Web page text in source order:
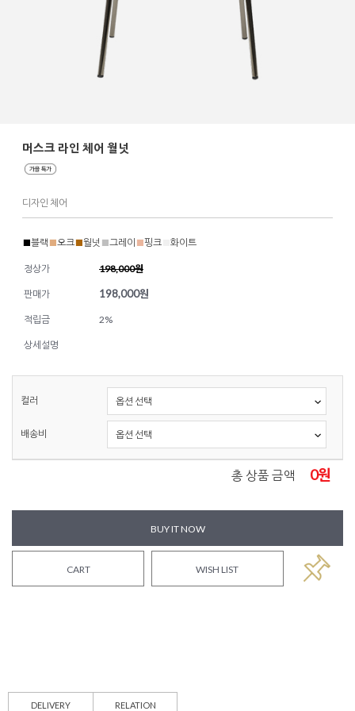
머스크 라인 체어 월넛
디자인 체어
■블랙 ■오크■월넛 ■그레이 ■핑크 화이트
정상가 198,000원
판매가 198,000원
적립금 2%
상세설명
컬러
배송비
총 상품 금액 0원
BUY IT NOW
CART WISH LIST
DELIVERY RELATION